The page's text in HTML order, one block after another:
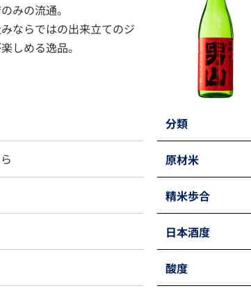
みの流通。
ならではの出来立てのジ
しめる逸品。
分類
原材米
精米歩合
日本酒度
酸度